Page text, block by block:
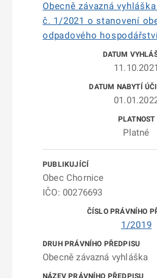
Obecně závazná
č. 1/2021 o stanovení
odpadového
11.10.2021
Platné
Obec Chornice
IČO: 00276693
1/2019
Obecně závazná vyhláška